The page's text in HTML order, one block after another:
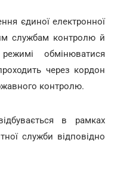
єдиної електронної
службам контролю й
обмінюватися
через кордон
контролю.
в рамках
служби відповідно